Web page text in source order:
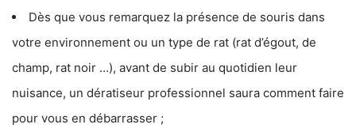
Dès que vous remarquez la présence de souris dans
votre environnement ou un type de rat (rat d’égout, de
champ, rat noir …), avant de subir au quotidien leur
nuisance, un dératiseur professionnel saura comment faire
pour vous en débarrasser ;